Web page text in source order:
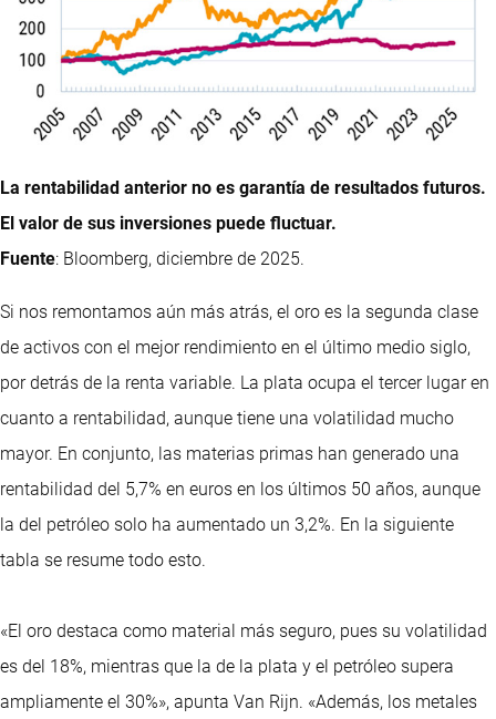
La rentabilidad anterior no es garantía de resultados futuros.
El valor de sus inversiones puede fluctuar.
Fuente: Bloomberg, diciembre de 2025.
Si nos remontamos aún más atrás, el oro es la segunda clase
de activos con el mejor rendimiento en el último medio siglo,
por detrás de la renta variable. La plata ocupa el tercer lugar en
cuanto a rentabilidad, aunque tiene una volatilidad mucho
mayor. En conjunto, las materias primas han generado una
rentabilidad del 5,7% en euros en los últimos 50 años, aunque
la del petróleo solo ha aumentado un 3,2%. En la siguiente
tabla se resume todo esto.
«El oro destaca como material más seguro, pues su volatilidad
es del 18%, mientras que la de la plata y el petróleo supera
ampliamente el 30%», apunta Van Rijn. «Además, los metales